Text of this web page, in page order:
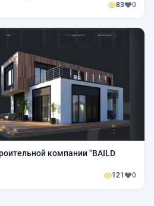
83 0
компании "BAILD
121 0